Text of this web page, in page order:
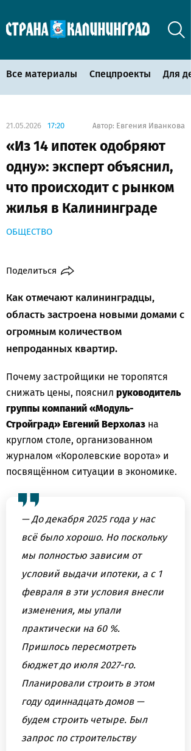
Все материалы Спецпроекты Для
21.05.2026 17:20 Автор: Евгения Иванкова
«Из 14 ипотек одобряют
одну»: эксперт объяснил,
что происходит с рынком
жилья в Калининграде
ОБЩЕСТВО
Поделиться
Как отмечают калининградцы,
область застроена новыми домами с
огромным количеством
непроданных квартир.
Почему застройщики не торопятся
снижать цены, пояснил руководитель
группы компаний «Модуль-
Стройград» Евгений Верхолаз на
круглом столе, организованном
журналом «Королевские ворота» и
посвящённом ситуации в экономике.
— До декабря 2025 года у нас
всё было хорошо. Но поскольку
мы полностью зависим от
условий выдачи ипотеки, а с 1
февраля в эти условия внесли
изменения, мы упали
практически на 60 %.
Пришлось пересмотреть
бюджет до июля 2027-го.
Планировали строить в этом
году одиннадцать домов —
будем строить четыре. Был
запрос по строительству